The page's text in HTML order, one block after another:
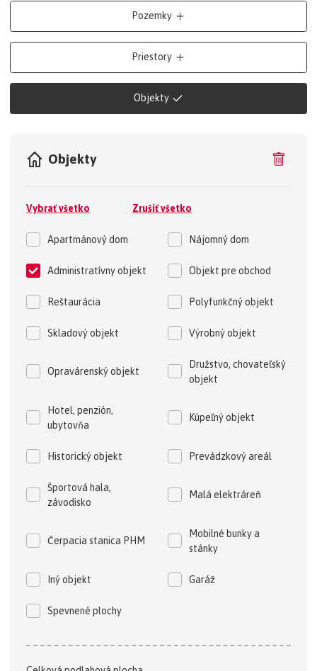
Pozemky
Priestory
Objekty
Objekty
Vybrať všetko Zrušiť všetko
Apartmánový dom Nájomný dom
Administratívny objekt Objekt pre obchod
Reštaurácia Polyfunkčný objekt
Skladový objekt Výrobný objekt
Opravárenský objekt
Družstvo, chovateľský
objekt
Hotel, penzión,
ubytovňa
Kúpeľný objekt
Historický objekt Prevádzkový areál
Športová hala,
závodisko
Malá elektráreň
Čerpacia stanica PHM
Mobilné bunky a
stánky
Iný objekt Garáž
Spevnené plochy